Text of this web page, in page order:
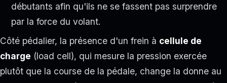
débutants afin qu'ils ne se fassent pas surprendre
par la force du volant.
Côté pédalier, la présence d'un frein à cellule de
charge (load cell), qui mesure la pression exercée
plutôt que la course de la pédale, change la donne au